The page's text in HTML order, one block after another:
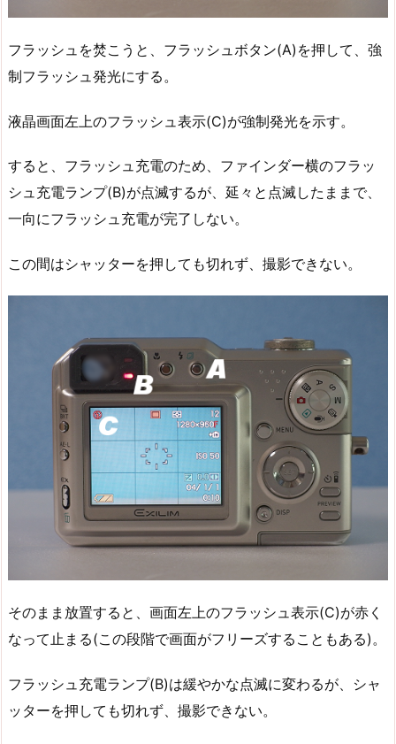
フラッシュを焚こうと、フラッシュボタン(A)を押して、強
制フラッシュ発光にする。
液晶画面左上のフラッシュ表示(C)が強制発光を示す。
すると、フラッシュ充電のため、ファインダー横のフラッ
シュ充電ランプ(B)が点滅するが、延々と点滅したままで、
一向にフラッシュ充電が完了しない。
この間はシャッターを押しても切れず、撮影できない。
そのまま放置すると、画面左上のフラッシュ表示(C)が赤く
なって止まる(この段階で画面がフリーズすることもある)。
フラッシュ充電ランプ(B)は緩やかな点滅に変わるが、シャ
ッターを押しても切れず、撮影できない。